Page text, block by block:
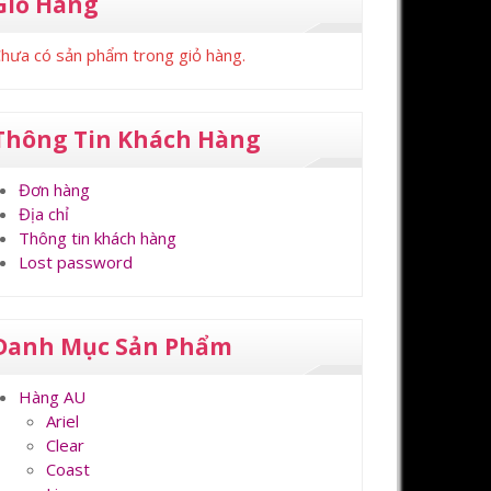
có sản phẩm trong giỏ hàng.
Tin Khách Hàng
Đơn hàng
Địa chỉ
Thông tin khách hàng
Lost password
Mục Sản Phẩm
Hàng AU
Ariel
Clear
Coast